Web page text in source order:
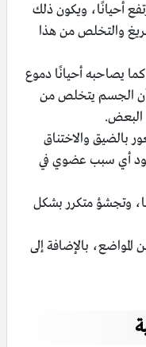
أحيانًا، ويكون ذلك
والتخلص من هذا
يصاحبه أحيانًا دموع
الجسم يتخلص من
البعض.
بالضيق والاختناق
أي سبب عضوي في
وتجشؤ متكرر بشكل
بالإضافة إلى